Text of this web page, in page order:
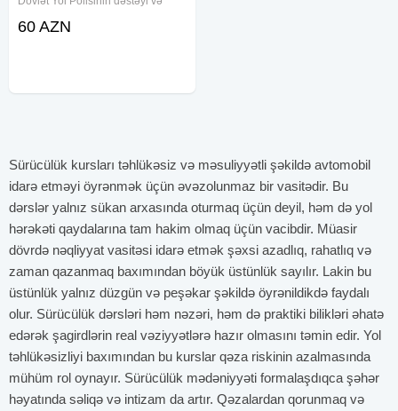
edir. Kursumuzda son 20 ildə
60 AZN
Sürücülük kursları təhlükəsiz və məsuliyyətli şəkildə avtomobil
idarə etməyi öyrənmək üçün əvəzolunmaz bir vasitədir. Bu
dərslər yalnız sükan arxasında oturmaq üçün deyil, həm də yol
hərəkəti qaydalarına tam hakim olmaq üçün vacibdir. Müasir
dövrdə nəqliyyat vasitəsi idarə etmək şəxsi azadlıq, rahatlıq və
zaman qazanmaq baxımından böyük üstünlük sayılır. Lakin bu
üstünlük yalnız düzgün və peşəkar şəkildə öyrənildikdə faydalı
olur. Sürücülük dərsləri həm nəzəri, həm də praktiki bilikləri əhatə
edərək şagirdlərin real vəziyyətlərə hazır olmasını təmin edir. Yol
təhlükəsizliyi baxımından bu kurslar qəza riskinin azalmasında
mühüm rol oynayır. Sürücülük mədəniyyəti formalaşdıqca şəhər
həyatında səliqə və intizam da artır. Qəzalardan qorunmaq və